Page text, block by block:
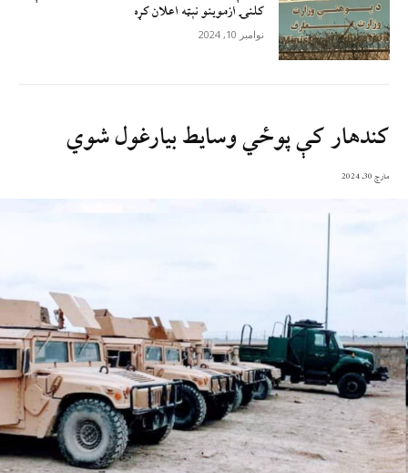
کلنۍ ازموينو نېټه اعلان کړه
نوامبر 10, 2024
کندهار کې پوځي وسایط بیارغول شوي
مارچ 30, 2024